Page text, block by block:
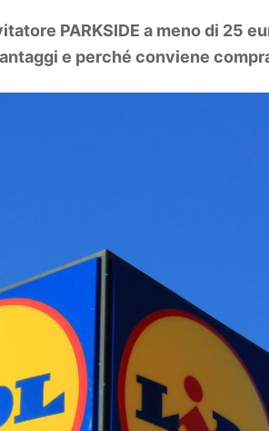
Piante e fiori
PARKSIDE a meno di 25
e perché conviene